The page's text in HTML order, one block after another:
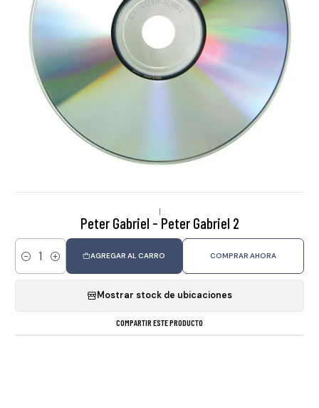
|
Peter Gabriel - Peter Gabriel 2
Cantidad
AGREGAR AL CARRO COMPRAR AHORA
Mostrar stock de ubicaciones
COMPARTIR ESTE PRODUCTO